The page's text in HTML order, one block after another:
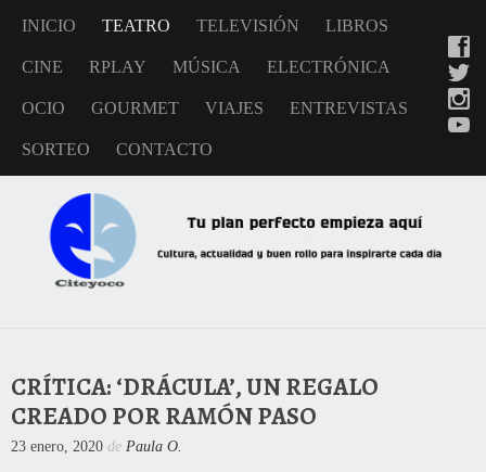
INICIO TEATRO TELEVISIÓN LIBROS
CINE RPLAY MÚSICA ELECTRÓNICA
OCIO GOURMET VIAJES ENTREVISTAS
SORTEO CONTACTO
CRÍTICA: ‘DRÁCULA’, UN REGALO
CREADO POR RAMÓN PASO
23 enero, 2020 de Paula O.